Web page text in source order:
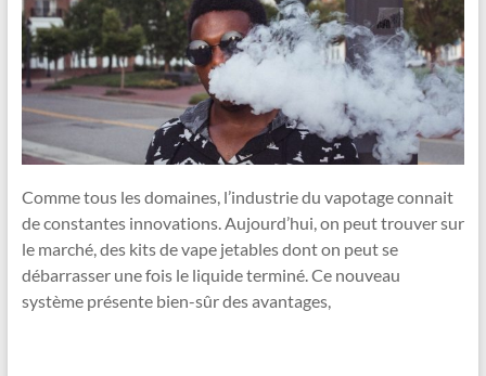
Comme tous les domaines, l’industrie du vapotage connait
de constantes innovations. Aujourd’hui, on peut trouver sur
le marché, des kits de vape jetables dont on peut se
débarrasser une fois le liquide terminé. Ce nouveau
système présente bien-sûr des avantages,